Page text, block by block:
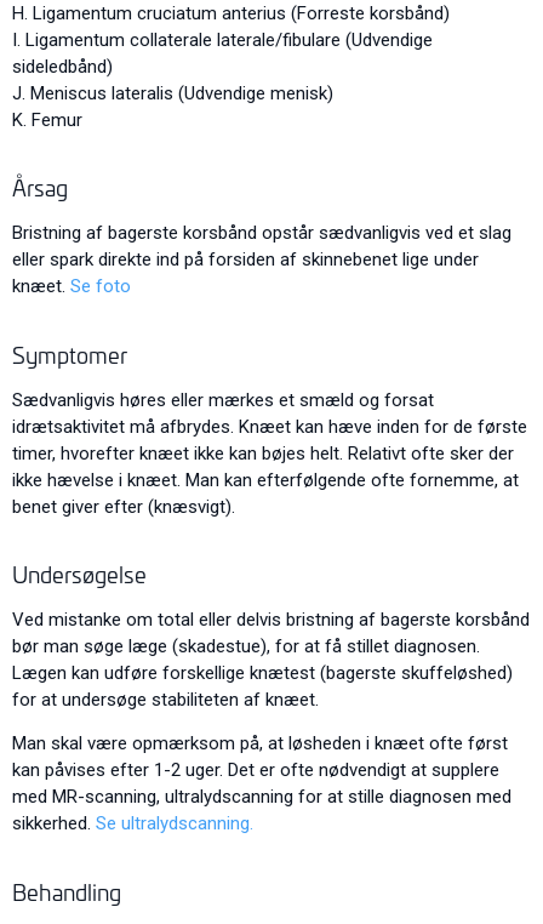
H. Ligamentum cruciatum anterius (Forreste korsbånd)
I. Ligamentum collaterale laterale/fibulare (Udvendige
sideledbånd)
J. Meniscus lateralis (Udvendige menisk)
K. Femur
Årsag
Bristning af bagerste korsbånd opstår sædvanligvis ved et slag
eller spark direkte ind på forsiden af skinnebenet lige under
knæet. Se foto
Symptomer
Sædvanligvis høres eller mærkes et smæld og forsat
idrætsaktivitet må afbrydes. Knæet kan hæve inden for de første
timer, hvorefter knæet ikke kan bøjes helt. Relativt ofte sker der
ikke hævelse i knæet. Man kan efterfølgende ofte fornemme, at
benet giver efter (knæsvigt).
Undersøgelse
Ved mistanke om total eller delvis bristning af bagerste korsbånd
bør man søge læge (skadestue), for at få stillet diagnosen.
Lægen kan udføre forskellige knætest (bagerste skuffeløshed)
for at undersøge stabiliteten af knæet.
Man skal være opmærksom på, at løsheden i knæet ofte først
kan påvises efter 1-2 uger. Det er ofte nødvendigt at supplere
med MR-scanning, ultralydscanning for at stille diagnosen med
sikkerhed. Se ultralydscanning.
Behandling